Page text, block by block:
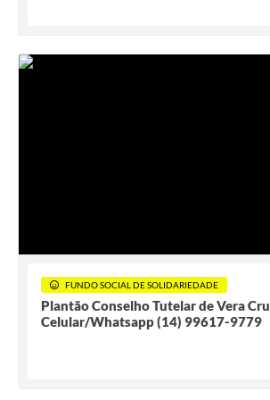
FUNDO SOCIAL DE SOLIDARIEDADE
Plantão Conselho Tutelar de Vera
Celular/Whatsapp (14) 99617-9779